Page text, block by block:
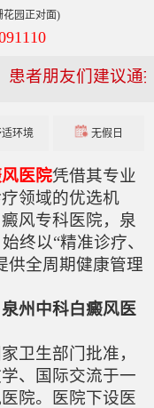
花园正对面)
患者朋友们建议通
环境 无假日
医院凭借其专业
领域的优选机
风专科医院，泉
终以“精准诊疗、
供全周期健康管理
州中科白癜风医
生部门批准，
、国际交流于一
院。医院下设医